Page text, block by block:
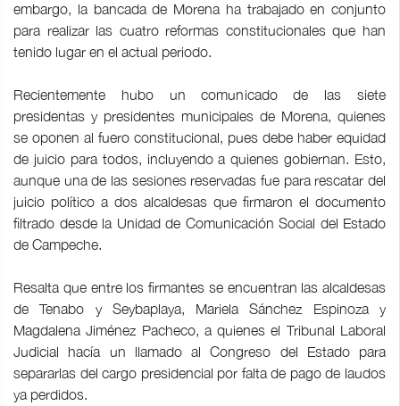
embargo, la bancada de Morena ha trabajado en conjunto
para realizar las cuatro reformas constitucionales que han
tenido lugar en el actual periodo.
Recientemente hubo un comunicado de las siete
presidentas y presidentes municipales de Morena, quienes
se oponen al fuero constitucional, pues debe haber equidad
de juicio para todos, incluyendo a quienes gobiernan. Esto,
aunque una de las sesiones reservadas fue para rescatar del
juicio político a dos alcaldesas que firmaron el documento
filtrado desde la Unidad de Comunicación Social del Estado
de Campeche.
Resalta que entre los firmantes se encuentran las alcaldesas
de Tenabo y Seybaplaya, Mariela Sánchez Espinoza y
Magdalena Jiménez Pacheco, a quienes el Tribunal Laboral
Judicial hacía un llamado al Congreso del Estado para
separarlas del cargo presidencial por falta de pago de laudos
ya perdidos.